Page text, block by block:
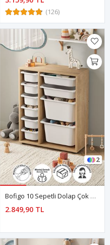
(126)
2
Bofigo 10 Sepetli Dolap Çok Amaçlı Dolap Oyuncak Dolabı Hülya Safir Meşe
2.849,90 TL